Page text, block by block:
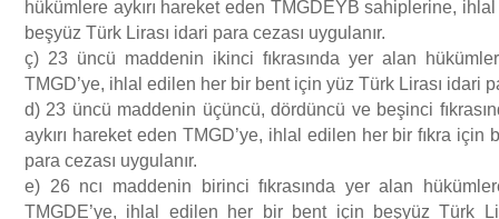
hükümlere aykırı hareket eden TMGDEYB sahiplerine,
beşyüz Türk Lirası idari para cezası uygulanır.
ç) 23 üncü maddenin ikinci fıkrasında yer alan
TMGD’ye, ihlal edilen her bir bent için yüz Türk Lirası idari
d) 23 üncü maddenin üçüncü, dördüncü ve beşinci
aykırı hareket eden TMGD’ye, ihlal edilen her bir fıkra için
para cezası uygulanır.
e) 26 ncı maddenin birinci fıkrasında yer alan
TMGDE’ye, ihlal edilen her bir bent için beşyüz Türk